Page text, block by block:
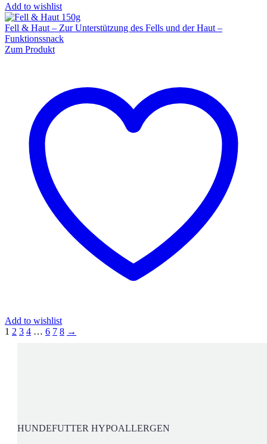
Add to wishlist
Fell & Haut – Zur Unterstützung des Fells und der Haut –
Funktionssnack
Zum Produkt
Add to wishlist
1 2 3 4 … 6 7 8 →
HUNDEFUTTER HYPOALLERGEN